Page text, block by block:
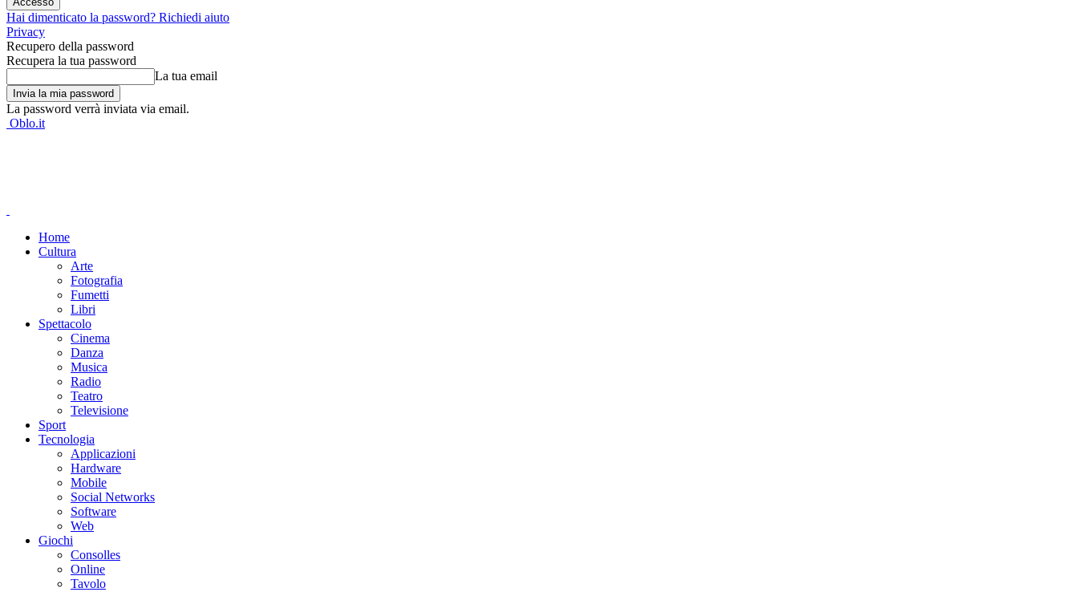
Hai dimenticato la password? Richiedi aiuto
Privacy
Recupero della password
Recupera la tua password
La tua email
La password verrà inviata via email.
Oblo.it
Home
Cultura
Arte
Fotografia
Fumetti
Libri
Spettacolo
Cinema
Danza
Musica
Radio
Teatro
Televisione
Sport
Tecnologia
Applicazioni
Hardware
Mobile
Social Networks
Software
Web
Giochi
Consolles
Online
Tavolo